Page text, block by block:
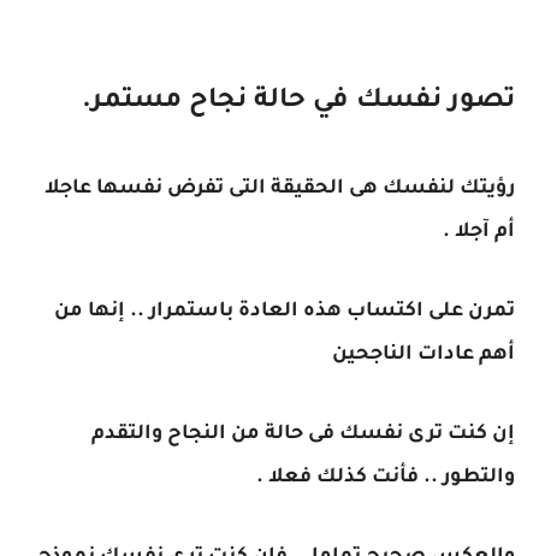
تصور نفسك في حالة نجاح مستمر.
رؤيتك لنفسك هى الحقيقة التى تفرض نفسها عاجلا
أم آجلا .
تمرن على اكتساب هذه العادة باستمرار .. إنها من
أهم عادات الناجحين
إن كنت ترى نفسك فى حالة من النجاح والتقدم
والتطور .. فأنت كذلك فعلا .